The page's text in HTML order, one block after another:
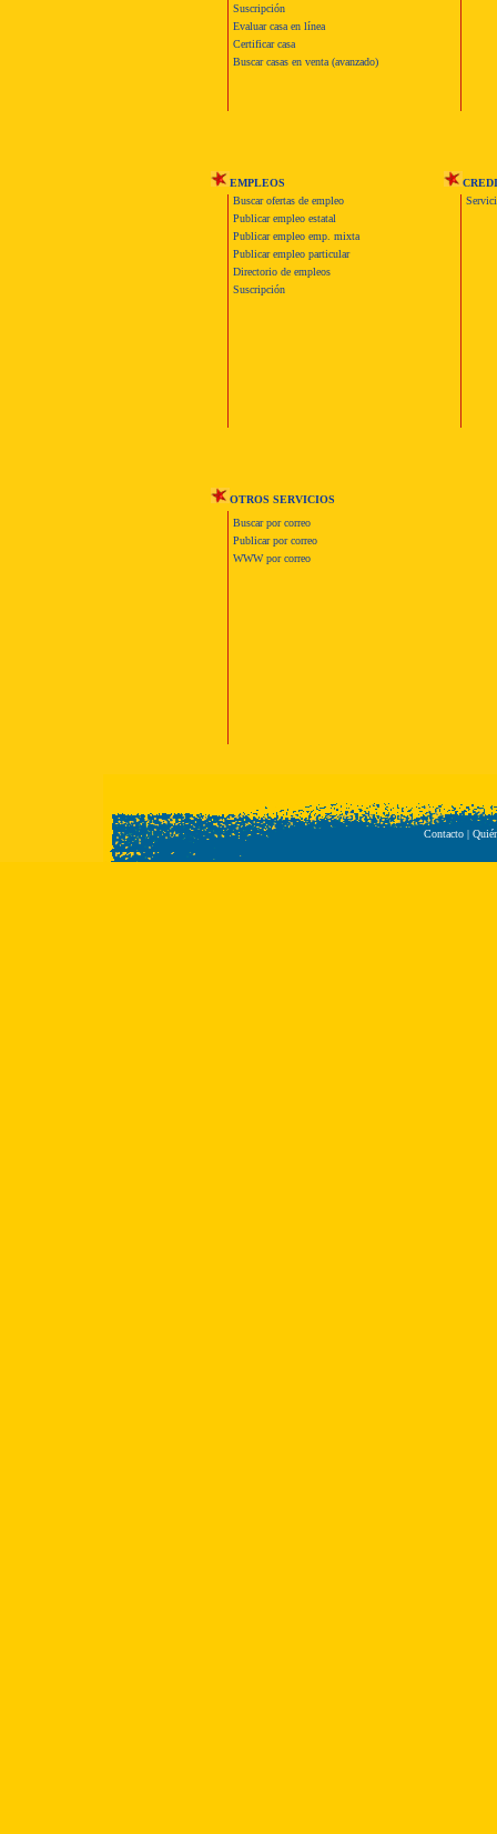
Suscripción
Evaluar casa en línea
Certificar casa
Buscar casas en venta (avanzado)
EMPLEOS
Buscar ofertas de empleo
Publicar empleo estatal
Publicar empleo emp. mixta
Publicar empleo particular
Directorio de empleos
Suscripción
OTROS SERVICIOS
Buscar por correo
Publicar por correo
WWW por correo
Contacto|